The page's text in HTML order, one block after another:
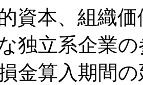
資本、組織
独立系企業
金算入期間